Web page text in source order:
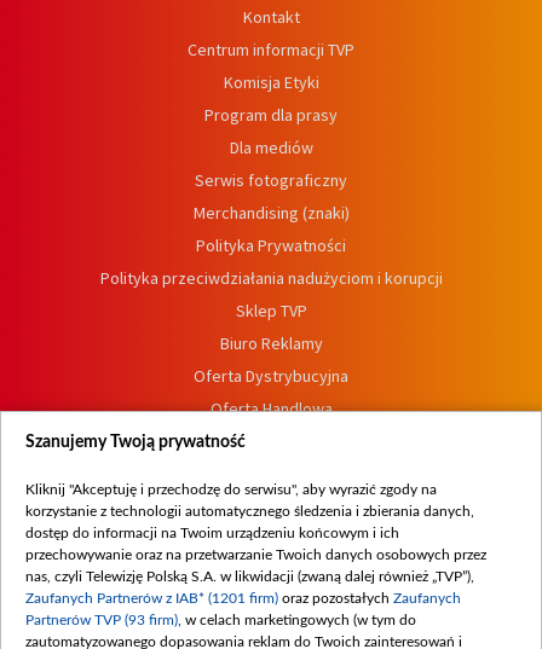
Kontakt
Centrum informacji TVP
Komisja Etyki
Program dla prasy
Dla mediów
Serwis fotograficzny
Merchandising (znaki)
Polityka Prywatności
Polityka przeciwdziałania nadużyciom i korupcji
Sklep TVP
Biuro Reklamy
Oferta Dystrybucyjna
Oferta Handlowa
Dostępność
Procedura zgłoszeń wewnętrznych
Szanujemy Twoją prywatność
Kliknij "Akceptuję i przechodzę do serwisu", aby wyrazić zgody na
korzystanie z technologii automatycznego śledzenia i zbierania danych,
dostęp do informacji na Twoim urządzeniu końcowym i ich
przechowywanie oraz na przetwarzanie Twoich danych osobowych przez
nas, czyli Telewizję Polską S.A. w likwidacji (zwaną dalej również „TVP”),
Zaufanych Partnerów z IAB* (1201 firm) oraz pozostałych Zaufanych
Partnerów TVP (93 firm) , w celach marketingowych (w tym do
zautomatyzowanego dopasowania reklam do Twoich zainteresowań i